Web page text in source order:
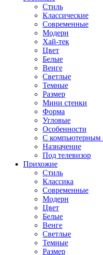
Стиль
Классические
Современные
Модерн
Хай-тек
Цвет
Белые
Венге
Светлые
Темные
Размер
Мини стенки
Форма
Угловые
Особенности
С компьютерным
Назначение
Под телевизор
Прихожие
Стиль
Классика
Современные
Модерн
Цвет
Белые
Венге
Светлые
Темные
Размер